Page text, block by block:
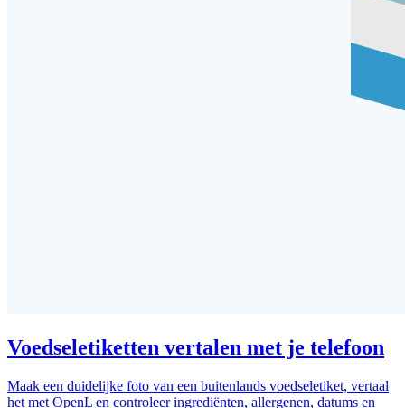
Voedseletiketten vertalen met je telefoon
Maak een duidelijke foto van een buitenlands voedseletiket, vertaal
het met OpenL en controleer ingrediënten, allergenen, datums en